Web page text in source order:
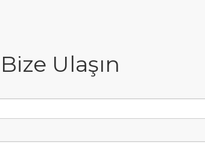
Bize Ulaşın